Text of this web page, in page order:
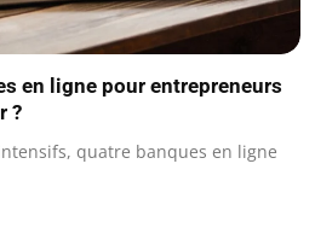
en ligne pour entrepreneurs
?
quatre banques en ligne